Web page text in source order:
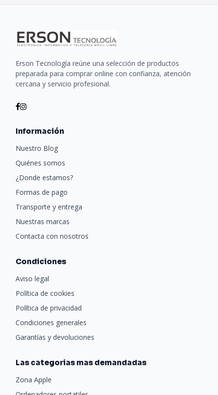
Erson Tecnología reúne una selección de productos
preparada para comprar online con confianza, atención
cercana y servicio profesional.
Información
Nuestro Blog
Quiénes somos
¿Donde estamos?
Formas de pago
Transporte y entrega
Nuestras marcas
Contacta con nosotros
Condiciones
Aviso legal
Política de cookies
Política de privacidad
Condiciones generales
Garantías y devoluciones
Las categorias mas demandadas
Zona Apple